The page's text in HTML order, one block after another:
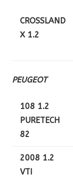
CROSSLAND
X 1.2
PEUGEOT
108 1.2
PURETECH
82
2008 1.2
VTI